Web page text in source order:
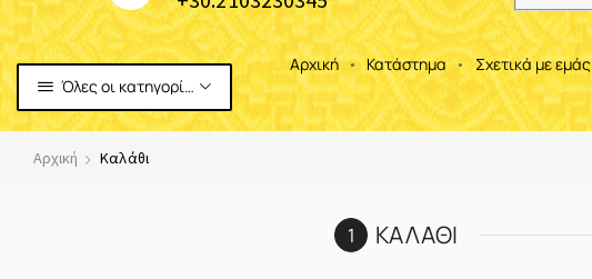
Όλες οι κατηγορίες
Αρχική Κατάστημα Σχετικά με εμάς
Αρχική Καλάθι
ΚΑΛΆΘΙ